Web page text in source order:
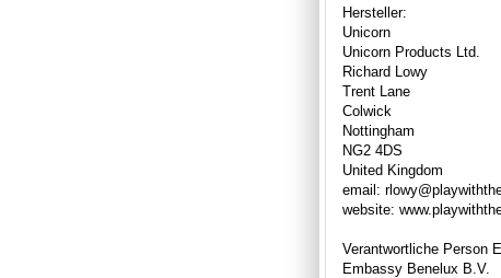
Hersteller:
Unicorn
Unicorn Products Ltd.
Richard Lowy
Trent Lane
Colwick
Nottingham
NG2 4DS
United Kingdom
email:
website:
Verantwortliche Person
Embassy Benelux B.V.